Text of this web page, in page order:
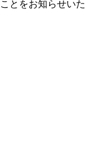
ことをお知らせいた